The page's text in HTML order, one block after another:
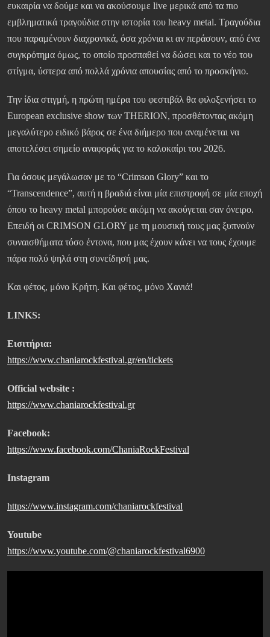
ευκαιρία να δούμε και να ακούσουμε live μερικά από τα πιο
εμβληματικά τραγούδια στην ιστορία του heavy metal. Τραγούδια
που παραμένουν διαχρονικά, όσα χρόνια κι αν περάσουν, από ένα
συγκρότημα όμως, το οποίο προσπαθεί να δώσει και το νέο του
στίγμα, ύστερα από πολλά χρόνια απουσίας από το προσκήνιο.
Την ίδια στιγμή, η πρώτη ημέρα του φεστιβάλ θα φιλοξενήσει το
European exclusive show των THERION, προσθέτοντας ακόμη
μεγαλύτερο ειδικό βάρος σε ένα διήμερο που αναμένεται να
αποτελέσει σημείο αναφοράς για το καλοκαίρι του 2026.
Για όσους μεγάλωσαν με το “Crimson Glory” και το
“Transcendence”, αυτή η βραδιά είναι μία επιστροφή σε μία εποχή
όπου το heavy metal μπορούσε ακόμη να ακούγεται σαν όνειρο.
Επειδή οι CRIMSON GLORY με τη μουσική τους μας ξυπνούν
συναισθήματα τόσο έντονα, που μας έχουν κάνει να τους έχουμε
πάρα πολύ ψηλά στη συνείδησή μας.
Και φέτος, μόνο Κρήτη. Και φέτος, μόνο Χανιά!
LINKS:
Εισιτήρια:
https://www.chaniarockfestival.gr/en/tickets
Official website :
https://www.chaniarockfestival.gr
Facebook:
https://www.facebook.com/ChaniaRockFestival
Instagram
https://www.instagram.com/chaniarockfestival
Youtube
https://www.youtube.com/@chaniarockfestival6900